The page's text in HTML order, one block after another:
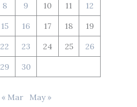
8 9 10 11 12
15 16 17 18 19
22 23 24 25 26
29 30
« Mar May »